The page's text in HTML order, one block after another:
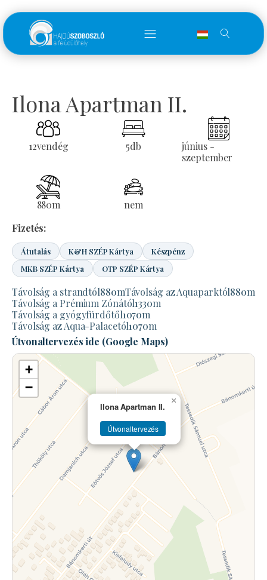
Ilona Apartman II.
12vendég 5db
június -
szeptember
880m
nem
Fizetés:
Átutalás K&H SZÉP Kártya
Készpénz
MKB SZÉP Kártya
OTP SZÉP Kártya
Távolság a strandtól880mTávolság az Aquaparktól880m
Távolság a Prémium Zónától1330m
Távolság a gyógyfürdőtől1070m
Távolság az Aqua-Palacetól1070m
Útvonaltervezés ide (Google Maps)
Ilona Apartman II.
Útvonaltervezés
×
+
−